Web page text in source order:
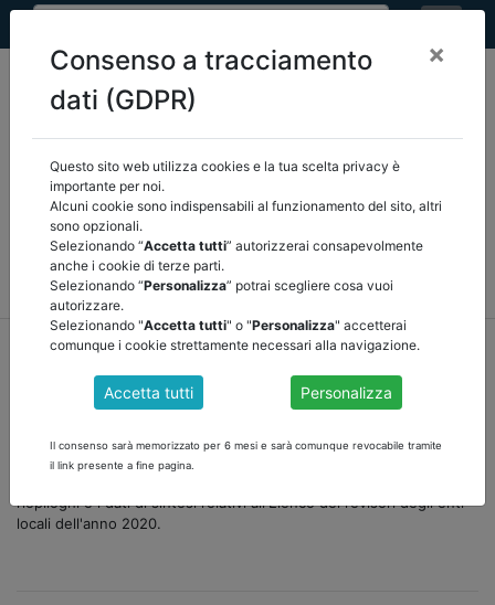
Seleziona una categoria:
COMUNICAZIONI
RASSEGNA STAMPA VEDI TUTTE
home notizie comunicazioni/torna indietro
Scarica al linkhttps://dait.interno.gov.it/finanza-
riepiloghi e i dati di sintesi relativi all'Elenco dei revisori degli enti
locali dell'anno 2020.
Consenso a tracciamento
dati (GDPR)
×
Questo sito web utilizza cookies e la tua scelta privacy è
importante per noi.
Alcuni cookie sono indispensabili al funzionamento del sito, altri
sono opzionali.
Selezionando “Accetta tutti” autorizzerai consapevolmente
anche i cookie di terze parti.
Selezionando “Personalizza” potrai scegliere cosa vuoi
autorizzare.
Selezionando "Accetta tutti" o "Personalizza" accetterai
comunque i cookie strettamente necessari alla navigazione.
Accetta tutti Personalizza
Il consenso sarà memorizzato per 6 mesi e sarà comunque revocabile tramite
il link presente a fine pagina.